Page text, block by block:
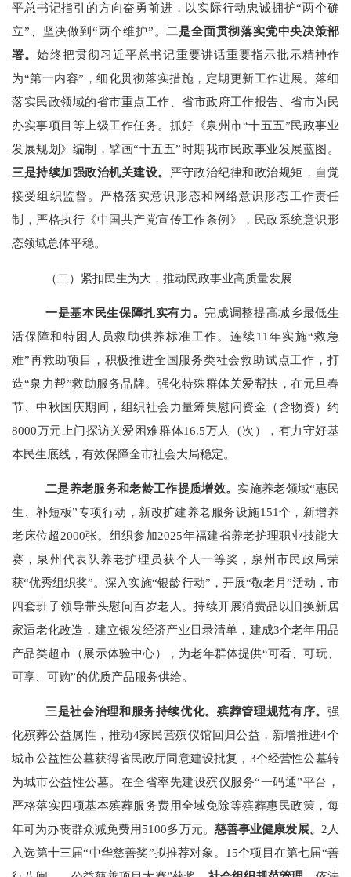
平总书记指引的方向奋勇前进 ， 以实际行动忠诚拥护“两个确
立”、坚决做到“两个维护”。二是全面贯彻落实党中央决策部
署。始终把贯彻习近平总书记重要讲话重要指示批示精神作
为“第一内容”，细化贯彻落实措施，定期更新工作进展。落细
落实民政领域的省市重点工作 、省市政府工作报告 、省市为民
办实事项目等上级工作任务。 抓好《泉州市“十五五”民政事业
发展规划》编制，擘画“十五五”时期我市民政事业发展蓝图。
三是持续加强政治机关建设。 严守政治纪律和政治规矩，自觉
接受组织监督。 严格落实意识形态和网络意识形态工作责任
制，严格执行《中国共产党宣传工作条例》，民政系统意识形
态领域总体平稳。
（二）紧扣民生为大，推动民政事业高质量发展
一是基本民生保障扎实有力。 完成调整提高城乡最低生
活保障和特困人员救助供养标准工作。连续11年实施“救急
难”再救助项目，积极推进全国服务类社会救助试点工作，打
造“泉力帮”救助服务品牌。 强化特殊群体关爱帮扶，在元旦春
节、中秋国庆期间，组织社会力量筹集慰问资金（含物资）约
8000万元上门探访关爱困难群体16.5万人（次），有力守好基
本民生底线，有效保障全市社会大局稳定。
二是养老服务和老龄工作提质增效。 实施养老领域“惠民
生、补短板”专项行动，新改扩建养老服务设施151个，新增养
老床位超2000张。组织参加2025年福建省养老护理职业技能大
赛，泉州代表队养老护理员获个人一等奖，泉州市民政局荣
获“优秀组织奖”。深入实施“银龄行动”，开展“敬老月”活动，市
四套班子领导带头慰问百岁老人。持续开展消费品以旧换新居
家适老化改造，建立银发经济产业目录清单，建成3个老年用品
产品类超市（展示体验中心），为老年群体提供“可看、可玩、
可享、可购”的优质产品服务供给。
三是社会治理和服务持续优化。殡葬管理规范有序。 强
化殡葬公益属性，推动4家民营殡仪馆回归公益，新增推进4个
城市公益性公墓获得省民政厅同意建设批复，3个经营性公墓转
为城市公益性公墓。在全省率先建设殡仪服务“一码通”平台，
严格落实四项基本殡葬服务费用全域免除等殡葬惠民政策，每
年可为办丧群众减免费用5100多万元。 慈善事业健康发展。 2人
入选第十三届“中华慈善奖”拟推荐对象。15个项目在第七届“善